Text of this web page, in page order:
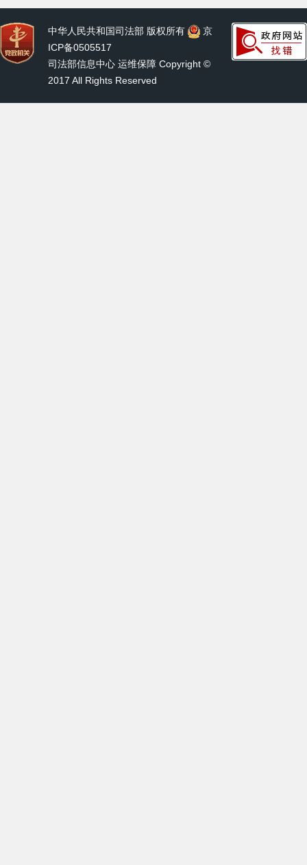
中华人民共和国司法部 版权所有
京
ICP备0505517
司法部信息中心 运维保障 Copyright ©
2017 All Rights Reserved